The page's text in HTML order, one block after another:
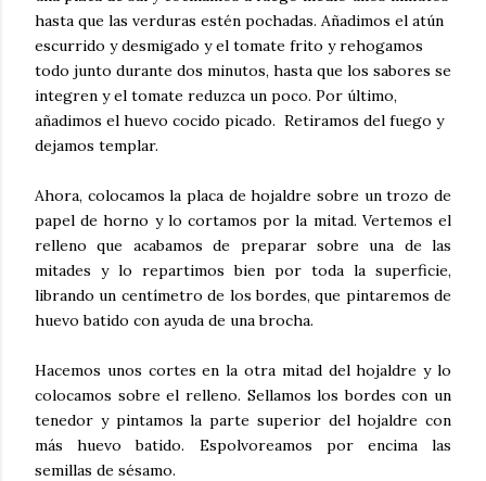
hasta que las verduras estén pochadas. Añadimos el atún
escurrido y desmigado y el tomate frito y rehogamos
todo junto durante dos minutos, hasta que los sabores se
integren y el tomate reduzca un poco. Por último,
añadimos el huevo cocido picado. Retiramos del fuego y
dejamos templar.
Ahora, colocamos la placa de hojaldre sobre un trozo de
papel de horno y lo cortamos por la mitad. Vertemos el
relleno que acabamos de preparar sobre una de las
mitades y lo repartimos bien por toda la superficie,
librando un centímetro de los bordes, que pintaremos de
huevo batido con ayuda de una brocha.
Hacemos unos cortes en la otra mitad del hojaldre y lo
colocamos sobre el relleno. Sellamos los bordes con un
tenedor y pintamos la parte superior del hojaldre con
más huevo batido. Espolvoreamos por encima las
semillas de sésamo.